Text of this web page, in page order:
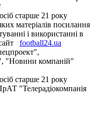
старше 21 року
матеріалів посилання
і використанні в
football24.ua
"Новини компаній"
старше 21 року
"Телерадіокомпанія